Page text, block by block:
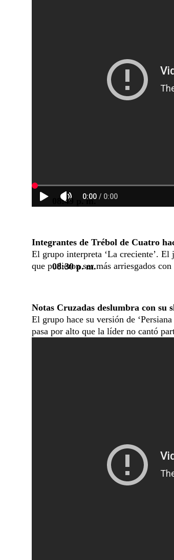
08:49 p. m.
Integrantes de Trébol de Cuatro
El grupo interpreta ‘La creciente’.
que pudieron ser más arriesgados
08:30 p. m.
Notas Cruzadas deslumbra con su
El grupo hace su versión de
pasa por alto que la líder no cantó